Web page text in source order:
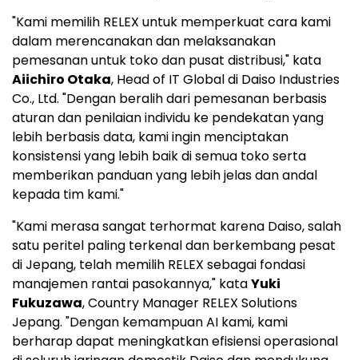
"Kami memilih RELEX untuk memperkuat cara kami
dalam merencanakan dan melaksanakan
pemesanan untuk toko dan pusat distribusi," kata
Aiichiro Otaka, Head of IT Global di Daiso Industries
Co., Ltd. "Dengan beralih dari pemesanan berbasis
aturan dan penilaian individu ke pendekatan yang
lebih berbasis data, kami ingin menciptakan
konsistensi yang lebih baik di semua toko serta
memberikan panduan yang lebih jelas dan andal
kepada tim kami."
"Kami merasa sangat terhormat karena Daiso, salah
satu peritel paling terkenal dan berkembang pesat
di Jepang, telah memilih RELEX sebagai fondasi
manajemen rantai pasokannya," kataYuki
Fukuzawa, Country Manager RELEX Solutions
Jepang. "Dengan kemampuan AI kami, kami
berharap dapat meningkatkan efisiensi operasional